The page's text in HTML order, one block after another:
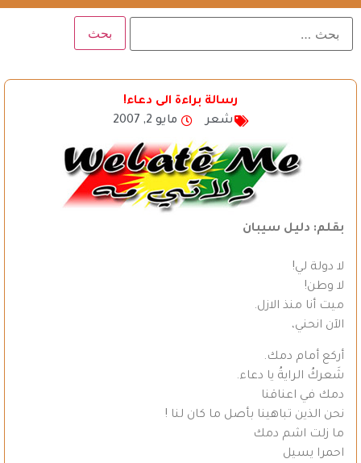
رسالة براءة الى دعاء!
شعر
مايو 2, 2007
بقلم: دليل سيبان
لا دولة لي!
لا وطن!
ميت أنا منذ الازل.
الآن انحني،
أركع أمام دمك.
شَعركُ الرايةُ يا دعاء.
دمك في اعناقنا
نحن الذين تباهينا بأصل ما كان لنا !
ما زلت اشم دمك
احمرا يسيل